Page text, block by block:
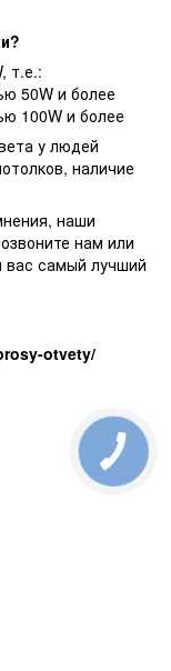
т.е.:
50W и более
100W и более
у людей
наличие
наши
нам или
вас самый лучший
otvety/